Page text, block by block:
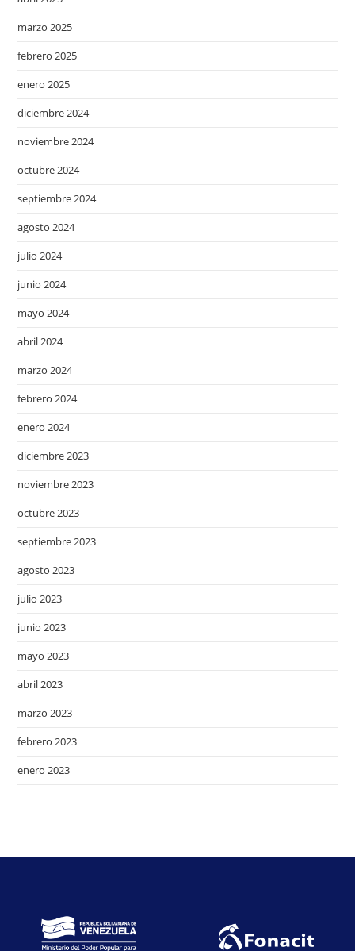
marzo 2025
febrero 2025
enero 2025
diciembre 2024
noviembre 2024
octubre 2024
septiembre 2024
agosto 2024
julio 2024
junio 2024
mayo 2024
abril 2024
marzo 2024
febrero 2024
enero 2024
diciembre 2023
noviembre 2023
octubre 2023
septiembre 2023
agosto 2023
julio 2023
junio 2023
mayo 2023
abril 2023
marzo 2023
febrero 2023
enero 2023